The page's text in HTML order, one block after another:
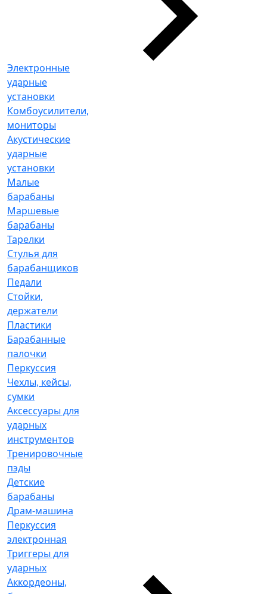
Электронные
ударные
установки
Комбоусилители,
мониторы
Акустические
ударные
установки
Малые
барабаны
Маршевые
барабаны
Тарелки
Стулья для
барабанщиков
Педали
Стойки,
держатели
Пластики
Барабанные
палочки
Перкуссия
Чехлы, кейсы,
сумки
Аксессуары для
ударных
инструментов
Тренировочные
пэды
Детские
барабаны
Драм-машина
Перкуссия
электронная
Триггеры для
ударных
Аккордеоны,